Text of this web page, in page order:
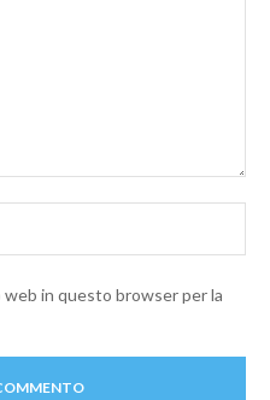
web in questo browser per la